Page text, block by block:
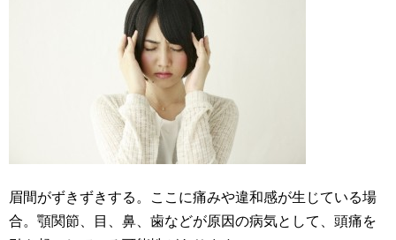
眉間がずきずきする。ここに痛みや違和感が生じている場
合。顎関節、目、鼻、歯などが原因の病気として、頭痛を